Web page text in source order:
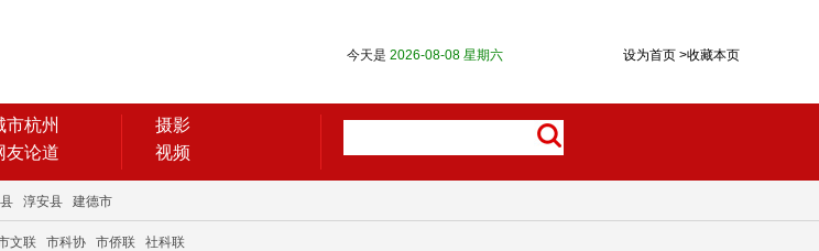
设为首页 >收藏本页
今天是 2026-08-08 星期六
市杭州
友论道
摄影
视频
淳安县 建德市
文联 市科协 市侨联 社科联